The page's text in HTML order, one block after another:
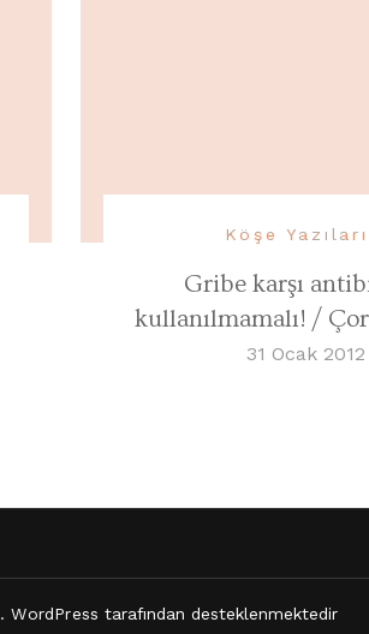
Köşe
Gribe karşı
kullanılmamalı! /
31 Ocak 2012
.WordPress tarafından desteklenmektedir